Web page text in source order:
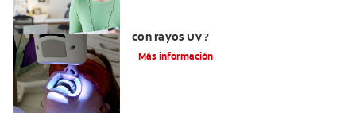
con rayos UV?
Más información